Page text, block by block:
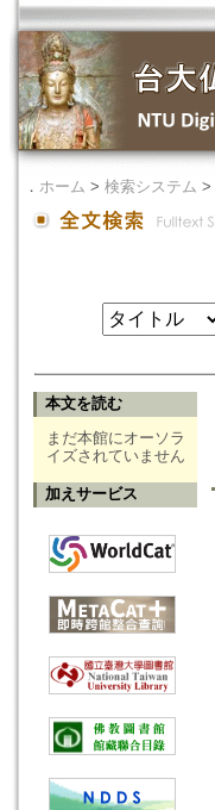
． ホーム > 検索システム >
本文を読む
まだ本館にオーソラ
イズされていません
加えサービス